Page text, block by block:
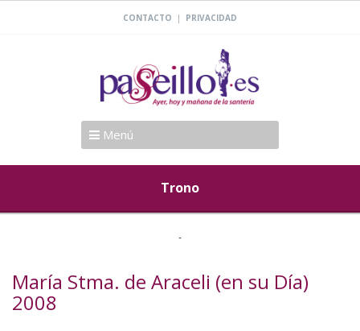
CONTACTO | PRIVACIDAD
Menú
Trono
María Stma. de Araceli (en su Día)
2008